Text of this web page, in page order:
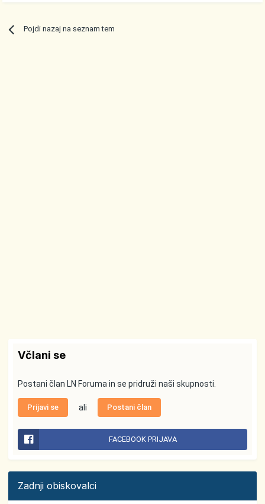
Pojdi nazaj na seznam tem
Včlani se
Postani član LN Foruma in se pridruži naši skupnosti.
Prijavi se ali Postani član
FACEBOOK PRIJAVA
Zadnji obiskovalci